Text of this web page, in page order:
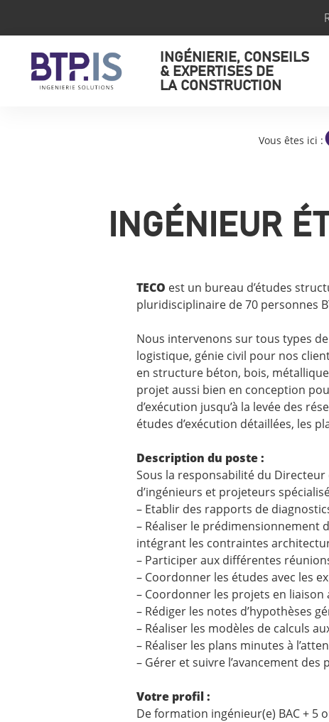
INGÉNIERIE, CONSEILS
& EXPERTISES DE
LA CONSTRUCTION
Vous êtes ici :
INGÉNIEUR
TECO est un bureau d’études
pluridisciplinaire de 70 personnes
Nous intervenons sur tous types
logistique, génie civil pour nos
en structure béton, bois,
projet aussi bien en conception
d’exécution jusqu’à la levée des
études d’exécution détaillées, les
Description du poste :
Sous la responsabilité du
d’ingénieurs et projeteurs
– Etablir des rapports de
– Réaliser le
intégrant les contraintes
– Participer aux différentes
– Coordonner les études avec les
– Coordonner les projets en
– Rédiger les notes d’hypothèses
– Réaliser les modèles de calculs
– Réaliser les plans minutes à
– Gérer et suivre l’avancement des
Votre profil :
De formation ingénieur(e) BAC + 5